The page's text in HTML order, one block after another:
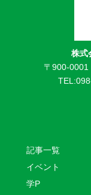
株式
〒900-
記事一覧
イベント
学P